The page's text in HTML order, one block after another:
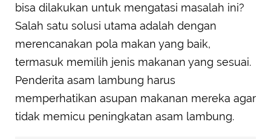
bisa dilakukan untuk mengatasi masalah ini?
Salah satu solusi utama adalah dengan
merencanakan pola makan yang baik,
termasuk memilih jenis makanan yang sesuai.
Penderita asam lambung harus
memperhatikan asupan makanan mereka agar
tidak memicu peningkatan asam lambung.